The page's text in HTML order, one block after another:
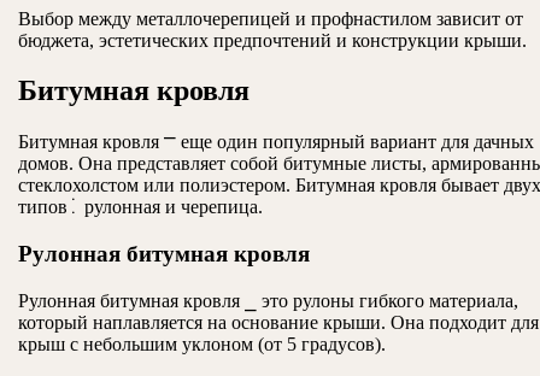
Выбор между металлочерепицей и профнастилом зависит от
бюджета, эстетических предпочтений и конструкции крыши.
Битумная кровля
Битумная кровля ⎻ еще один популярный вариант для дачных
домов. Она представляет собой битумные листы,
стеклохолстом или полиэстером. Битумная кровля бывает двух
типов⁚ рулонная и черепица.
Рулонная битумная кровля
Рулонная битумная кровля ⎯ это рулоны гибкого материала,
который наплавляется на основание крыши. Она подходит для
крыш с небольшим уклоном (от 5 градусов).